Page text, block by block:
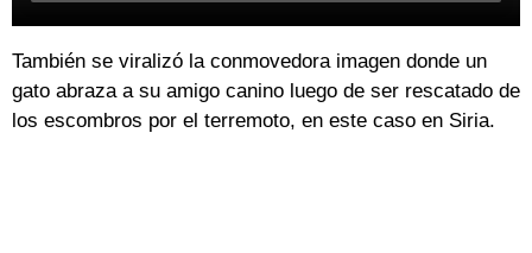
También se viralizó la conmovedora imagen donde un
gato abraza a su amigo canino luego de ser rescatado de
los escombros por el terremoto, en este caso en Siria.